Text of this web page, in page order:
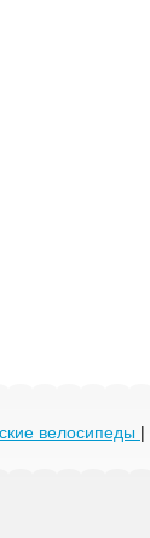
велосипеды |